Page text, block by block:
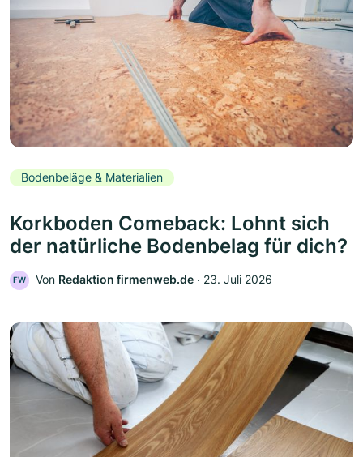
Bodenbeläge & Materialien
Korkboden Comeback: Lohnt sich
der natürliche Bodenbelag für dich?
FW Von Redaktion firmenweb.de ‧ 23. Juli 2026